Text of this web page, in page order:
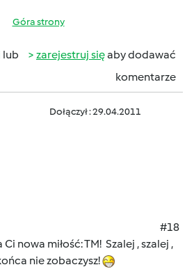
Góra strony
lub zarejestruj sięaby dodawać
komentarze
Dołączył : 29.04.2011
#18
nowa miłość: TM! Szalej , szalej ,
nie zobaczysz!